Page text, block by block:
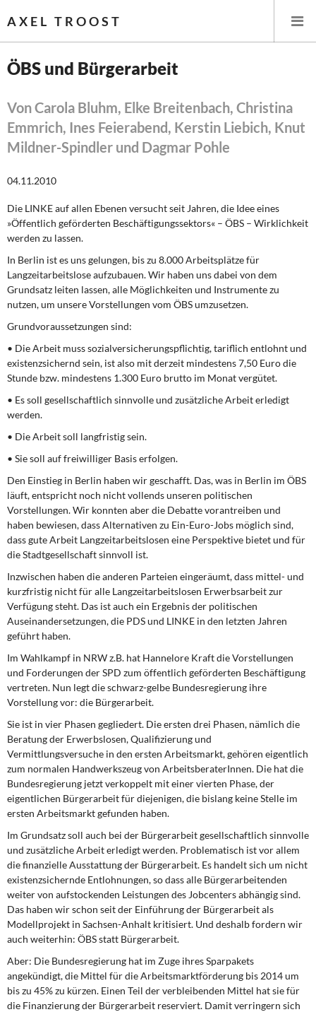
AXEL TROOST
Themen
Steuer- und Finanzpolitik
Öffentliche Infrastruktur und Daseinsvorsorge
Eurokrise und Griechenland
DIE LINKE
Weitere Themen
Rosa-Luxemburg-Stiftung
Über mich
Kontakt
ÖBS und Bürgerarbeit
Von Carola Bluhm, Elke Breitenbach, Christina
Emmrich, Ines Feierabend, Kerstin Liebich, Knut
Mildner-Spindler und Dagmar Pohle
04.11.2010
Die LINKE auf allen Ebenen versucht seit Jahren, die Idee eines
»Öffentlich geförderten Be­schäftigungssektors« – ÖBS – Wirklichkeit
werden zu lassen.
In Berlin ist es uns gelungen, bis zu 8.000 Arbeitsplätze für
Langzeitarbeitslose aufzubauen. Wir haben uns dabei von dem
Grundsatz leiten lassen, alle Möglichkeiten und Instrumente zu
nutzen, um unsere Vorstellungen vom ÖBS umzusetzen.
Grundvoraussetzungen sind:
• Die Arbeit muss sozialversicherungspflichtig, tariflich entlohnt und
existenzsichernd sein, ist also mit derzeit mindestens 7,50 Euro die
Stunde bzw. mindestens 1.300 Euro brutto im Mo­nat vergütet.
• Es soll gesellschaftlich sinnvolle und zusätzliche Arbeit erledigt
werden.
• Die Arbeit soll langfristig sein.
• Sie soll auf freiwilliger Basis erfolgen.
Den Einstieg in Berlin haben wir geschafft. Das, was in Berlin im ÖBS
läuft, entspricht noch nicht vollends unseren politischen
Vorstellungen. Wir konnten aber die Debatte vorantreiben und
haben bewiesen, dass Alternativen zu Ein-Euro-Jobs möglich sind,
dass gute Arbeit Langzeitar­beitslosen eine Perspektive bietet und für
die Stadtgesellschaft sinnvoll ist.
Inzwischen haben die anderen Parteien eingeräumt, dass mittel- und
kurzfristig nicht für alle Langzeitarbeitslosen Erwerbsarbeit zur
Verfügung steht. Das ist auch ein Ergebnis der politi­schen
Auseinandersetzungen, die PDS und LINKE in den letzten Jahren
geführt haben.
Im Wahlkampf in NRW z.B. hat Hannelore Kraft die Vorstellungen
und Forderungen der SPD zum öffentlich geförderten Beschäftigung
vertreten. Nun legt die schwarz-gelbe Bundesregie­rung ihre
Vorstellung vor: die Bürgerarbeit.
Sie ist in vier Phasen gegliedert. Die ersten drei Phasen, nämlich die
Beratung der Erwerbslosen, Qualifizierung und
Vermittlungsversuche in den ersten Arbeitsmarkt, gehören eigentlich
zum normalen Handwerkszeug von ArbeitsberaterInnen. Die hat die
Bundesregierung jetzt verkoppelt mit einer vierten Phase, der
eigentlichen Bürgerarbeit für diejenigen, die bislang keine Stelle im
ersten Arbeitsmarkt gefunden haben.
Im Grundsatz soll auch bei der Bürgerarbeit gesellschaftlich sinnvolle
und zusätzliche Arbeit erledigt werden. Problematisch ist vor allem
die finanzielle Ausstattung der Bürgerarbeit. Es handelt sich um nicht
existenzsichernde Entlohnungen, so dass alle Bürgerarbeitenden
weiter von aufstockenden Leistungen des Jobcenters abhängig sind.
Das haben wir schon seit der Ein­führung der Bürgerarbeit als
Modellprojekt in Sachsen-Anhalt kritisiert. Und deshalb fordern wir
auch weiterhin: ÖBS statt Bürgerarbeit.
Aber: Die Bundesregierung hat im Zuge ihres Sparpakets
angekündigt, die Mittel für die Ar­beitsmarktförderung bis 2014 um
bis zu 45% zu kürzen. Einen Teil der verbleibenden Mittel hat sie für
die Finanzierung der Bürgerarbeit reserviert. Damit verringern sich